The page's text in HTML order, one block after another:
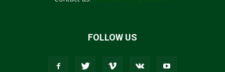
FOLLOW US